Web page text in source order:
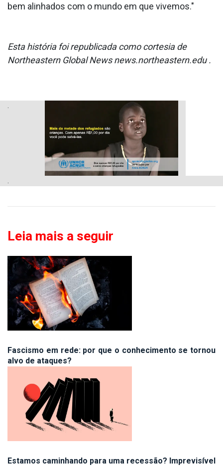
bem alinhados com o mundo em que vivemos."
Esta história foi republicada como cortesia de
Northeastern Global News news.northeastern.edu .
Leia mais a seguir
Fascismo em rede: por que o conhecimento se tornou
alvo de ataques?
Estamos caminhando para uma recessão? Imprevisível